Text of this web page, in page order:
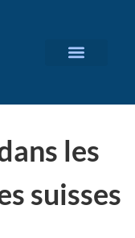
les
suisses